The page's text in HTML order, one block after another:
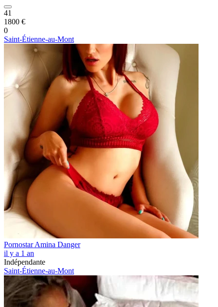
41
1800 €
0
Saint-Étienne-au-Mont
Pornostar Amina Danger
il y a 1 an
Indépendante
Saint-Étienne-au-Mont